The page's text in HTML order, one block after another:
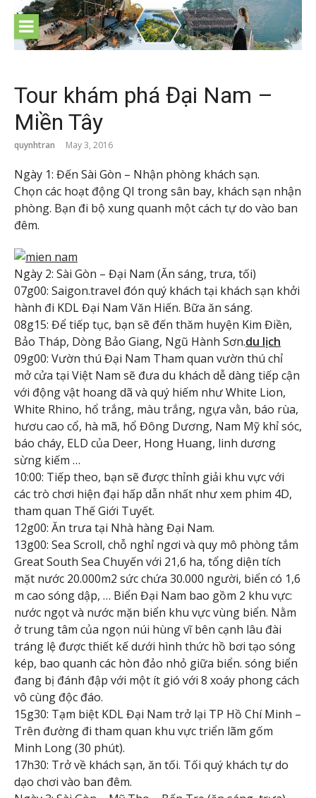
content
Tour khám phá Đại Nam –
Miền Tây
quynhtran May 3, 2016
Ngày 1: Đến Sài Gòn – Nhận phòng khách sạn.
Chọn các hoạt động QI trong sân bay, khách sạn nhận
phòng. Bạn đi bộ xung quanh một cách tự do vào ban
đêm.
Ngày 2: Sài Gòn – Đại Nam (Ăn sáng, trưa, tối)
07g00: Saigon.travel đón quý khách tại khách sạn khởi
hành đi KDL Đại Nam Văn Hiến. Bữa ăn sáng.
08g15: Để tiếp tục, bạn sẽ đến thăm huyện Kim Điền,
Bảo Tháp, Dòng Bảo Giang, Ngũ Hành Sơn.du lịch
09g00: Vườn thú Đại Nam Tham quan vườn thú chỉ
mở cửa tại Việt Nam sẽ đưa du khách dễ dàng tiếp cận
với động vật hoang dã và quý hiếm như White Lion,
White Rhino, hổ trắng, màu trắng, ngựa vằn, báo rùa,
hươu cao cổ, hà mã, hổ Đông Dương, Nam Mỹ khỉ sóc,
báo cháy, ELD của Deer, Hong Huang, linh dương
sừng kiếm …
10:00: Tiếp theo, bạn sẽ được thỉnh giải khu vực với
các trò chơi hiện đại hấp dẫn nhất như xem phim 4D,
tham quan Thế Giới Tuyết.
12g00: Ăn trưa tại Nhà hàng Đại Nam.
13g00: Sea Scroll, chỗ nghỉ ngơi và quy mô phòng tắm
Great South Sea Chuyến với 21,6 ha, tổng diện tích
mặt nước 20.000m2 sức chứa 30.000 người, biển có 1,6
m cao sóng dập, … Biển Đại Nam bao gồm 2 khu vực:
nước ngọt và nước mặn biển khu vực vùng biển. Nằm
ở trung tâm của ngọn núi hùng vĩ bên cạnh lâu đài
tráng lệ được thiết kế dưới hình thức hồ bơi tạo sóng
kép, bao quanh các hòn đảo nhỏ giữa biển. sóng biển
đang bị đánh đập với một ít gió với 8 xoáy phong cách
vô cùng độc đáo.
15g30: Tạm biệt KDL Đại Nam trở lại TP Hồ Chí Minh –
Trên đường đi tham quan khu vực triển lãm gốm
Minh Long (30 phút).
17h30: Trở về khách sạn, ăn tối. Tối quý khách tự do
dạo chơi vào ban đêm.